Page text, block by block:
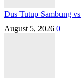
Dus Tutup Sambung
August 5, 2026 0